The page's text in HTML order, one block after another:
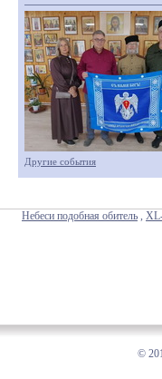
Другие события
Небеси подобная обитель ,
©